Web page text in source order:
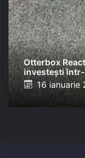
Otterbox
investești
Posted
on
16 ianuarie